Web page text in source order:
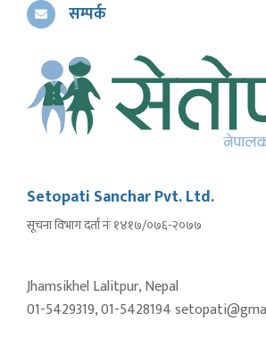
सम्पर्क
Setopati Sanchar Pvt. Ltd.
सूचना विभाग दर्ता नंः १४१७/०७६-२०७७
Jhamsikhel Lalitpur, Nepal
01-5429319, 01-5428194